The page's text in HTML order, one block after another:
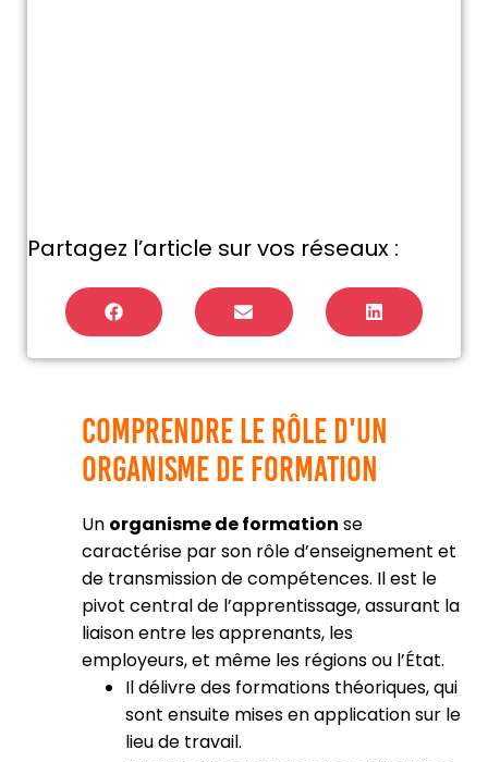
Partagez l’article sur vos réseaux :
Comprendre le rôle d'un
organisme de formation
Un organisme de formation se
caractérise par son rôle d’enseignement et
de transmission de compétences. Il est le
pivot central de l’apprentissage, assurant la
liaison entre les apprenants, les
employeurs, et même les régions ou l’État.
Il délivre des formations théoriques, qui
sont ensuite mises en application sur le
lieu de travail.